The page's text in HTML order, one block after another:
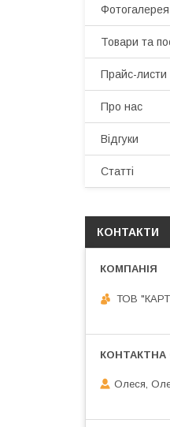
Фотогалерея
Товари та
Прайс-листи
Про нас
Відгуки
Статті
КОНТАКТИ
ТОВ
Олеся,